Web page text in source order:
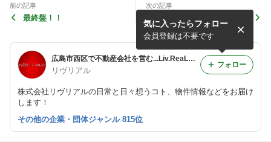
前の記事
最終盤！！
次の記事
広島市西区で不動産会社を営む...Liv.ReaLのReal Live
リヴリアル
株式会社リヴリアルの日常と日々想うコト、物件情報などをお届け
します！
気に入ったらフォロー
会員登録は不要です
フォロー
その他の企業・団体ジャンル 815位